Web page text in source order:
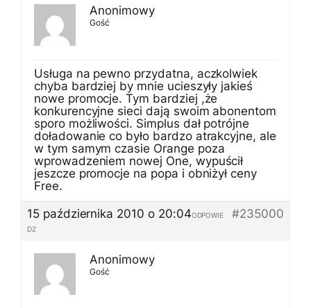
Anonimowy
Gość
Usługa na pewno przydatna, aczkolwiek
chyba bardziej by mnie ucieszyły jakieś
nowe promocje. Tym bardziej ,że
konkurencyjne sieci dają swoim abonentom
sporo możliwości. Simplus dał potrójne
doładowanie co było bardzo atrakcyjne, ale
w tym samym czasie Orange poza
wprowadzeniem nowej One, wypuścił
jeszcze promocje na popa i obniżył ceny
Free.
15 października 2010 o 20:04
#235000
ODPOWIE
DZ
Anonimowy
Gość